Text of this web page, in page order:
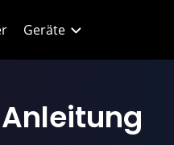
Geräte
waipu.tv Stick